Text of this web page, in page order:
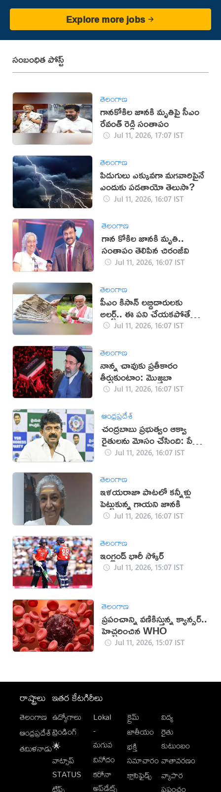
Explore more jobs
సంబంధిత పోస్ట్
తెలంగాణ
గానకోకిల జానకి మృతిపై సీఎం
రేవంత్ రెడ్డి సంతాపం
Jul 11, 2026, 17:07 IST
తెలంగాణ
పిడుగులు ఎక్కువగా మగవారిపైనే
ఎందుకు పడతాయో తెలుసా?
Jul 11, 2026, 16:07 IST
తెలంగాణ
గాన కోకిల జానకి మృతి..
సంతాపం తెలిపిన చిరంజీవి
Jul 11, 2026, 16:07 IST
తెలంగాణ
పీఎం కిసాన్ లబ్దిదారులకు
అలర్ట్.. ఈ పని చేయకపోతే
డబ్బులు కట్!
Jul 11, 2026, 16:07 IST
తెలంగాణ
నాన్న చావుకు ప్రతీకారం
తీర్చుకుంటాం: మొజ్తబా
Jul 11, 2026, 16:07 IST
ఆంధ్రప్రదేశ్
చంద్రబాబు ప్రభుత్వం ఆక్వా
రైతులను మోసం చేసింది: పేర్ని
నానిJul 11, 2026, 16:07 IST
తెలంగాణ
ఇళయరాజా పాటలో కన్నీళ్లు
పెట్టుకున్న గాయని జానకి
Jul 11, 2026, 16:07 IST
తెలంగాణ
ఇంగ్లండ్ భారీ స్కోర్
Jul 11, 2026, 15:07 IST
తెలంగాణ
ప్రపంచాన్ని వణికిస్తున్న క్యాన్సర్..
హెచ్చరించిన WHO
Jul 11, 2026, 15:07 IST
రాష్ట్రాలు
తెలంగాణ
ఆంధ్రప్రదేశ్
తమిళనాడు
ఇతర కేటగిరీలు
ఉద్యోగాలు
ట్రెండింగ్
🌟
వాట్సాప్
STATUS
Lokal
-
మగువ
వినోదం
కరోనా
అప్‌డేట్స్
క్రైమ్
జాతీయం
భక్తి
సమాచారం
క్లాసిఫైడ్స్
విద్య
రైతు
కుటుంబం
వాతావరణం
వ్యాపార